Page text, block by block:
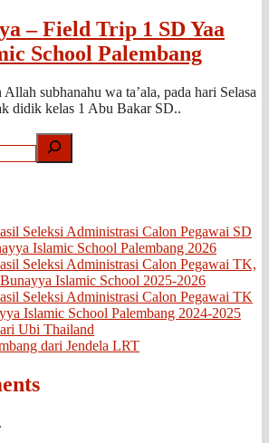
– Field Trip 1 SD Yaa
School Palembang
subhanahu wa ta’ala, pada hari Selasa
didik kelas 1 Abu Bakar SD..
Seleksi Administrasi Calon Pegawai SD
Islamic School Palembang 2026
Seleksi Administrasi Calon Pegawai TK,
Islamic School 2025-2026
Seleksi Administrasi Calon Pegawai TK
Islamic School Palembang 2024-2025
Ubi Thailand
dari Jendela LRT